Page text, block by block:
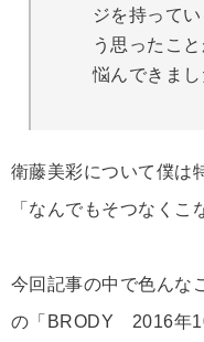
ジを持って
う思ったこ
悩んできまし
衛藤美彩について僕は
「なんでもそつなくこ
今回記事の中で色んな
の「BRODY 2016年